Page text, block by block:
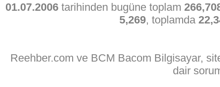
01.07.2006 tarihinden bugüne toplam
5,269, toplamda
Reehber.com ve BCM Bacom Bilgisayar,
dair